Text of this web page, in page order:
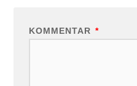
KOMMENTAR *